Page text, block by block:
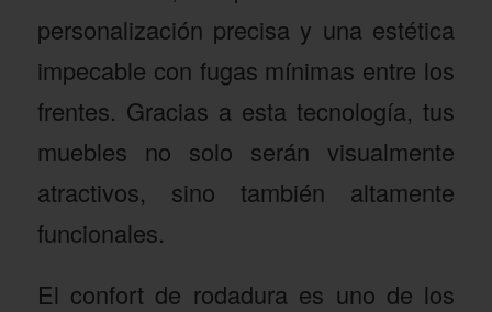
personalización precisa y una estética
impecable con fugas mínimas entre los
frentes. Gracias a esta tecnología, tus
muebles no solo serán visualmente
atractivos, sino también altamente
funcionales.
El confort de rodadura es uno de los